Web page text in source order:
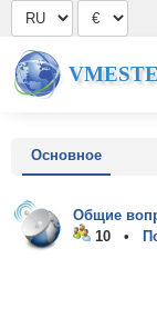
Основное
Общие
10 •